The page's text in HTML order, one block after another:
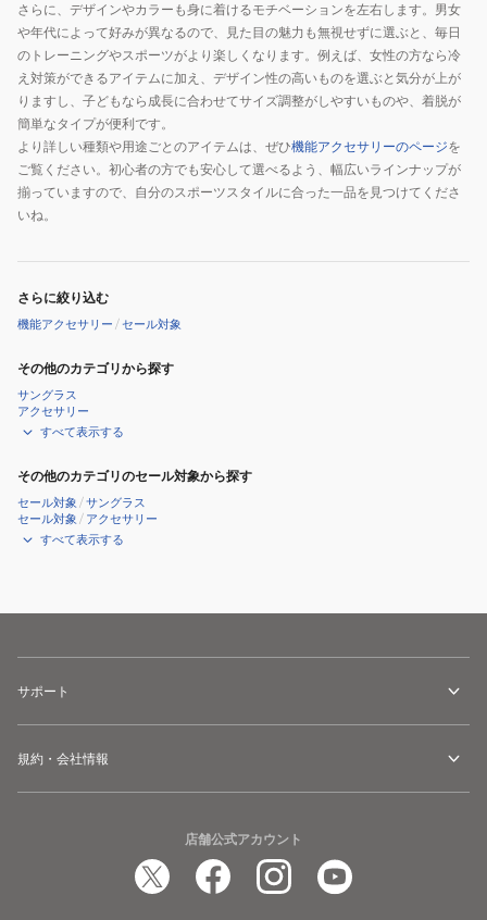
さらに、デザインやカラーも身に着けるモチベーションを左右します。男女
や年代によって好みが異なるので、見た目の魅力も無視せずに選ぶと、毎日
のトレーニングやスポーツがより楽しくなります。例えば、女性の方なら冷
え対策ができるアイテムに加え、デザイン性の高いものを選ぶと気分が上が
りますし、子どもなら成長に合わせてサイズ調整がしやすいものや、着脱が
簡単なタイプが便利です。
より詳しい種類や用途ごとのアイテムは、ぜひ機能アクセサリーのページを
ご覧ください。初心者の方でも安心して選べるよう、幅広いラインナップが
揃っていますので、自分のスポーツスタイルに合った一品を見つけてくださ
いね。
さらに絞り込む
機能アクセサリー /セール対象
その他のカテゴリから探す
サングラス
アクセサリー
すべて表示する
その他のカテゴリのセール対象から探す
セール対象 /サングラス
セール対象 / アクセサリー
すべて表示する
サポート
規約・会社情報
店舗公式アカウント